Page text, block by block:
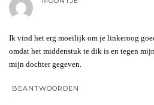
Ik vind het erg moeilijk om je linkeroog
omdat het middenstuk te dik is en tegen
mijn dochter gegeven.
BEANTWOORDEN